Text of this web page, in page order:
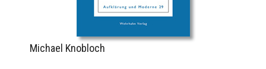
Michael Knobloch